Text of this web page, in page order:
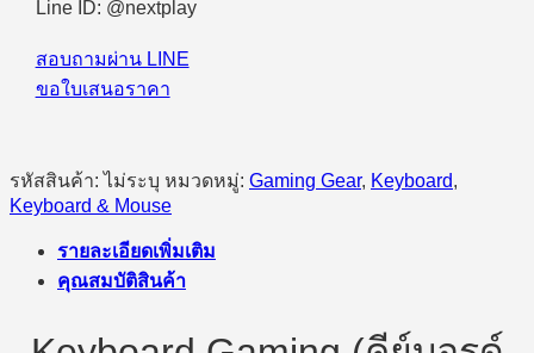
Line ID: @nextplay
สอบถามผ่าน LINE
ขอใบเสนอราคา
รหัสสินค้า:ไม่ระบุ หมวดหมู่: Gaming Gear, Keyboard,
Keyboard & Mouse
รายละเอียดเพิ่มเติม
คุณสมบัติสินค้า